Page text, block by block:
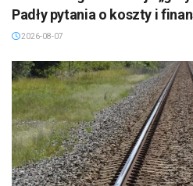
Padły pytania o koszty i
2026-08-07